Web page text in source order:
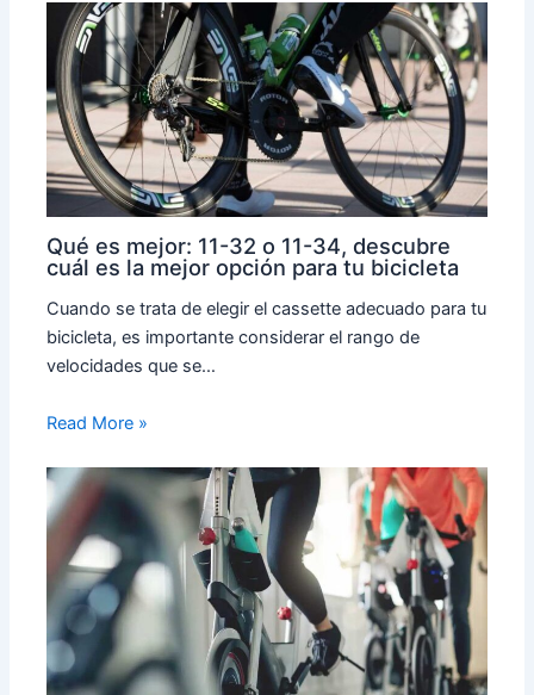
Qué es mejor: 11-32 o 11-34, descubre
cuál es la mejor opción para tu bicicleta
Cuando se trata de elegir el cassette adecuado para tu
bicicleta, es importante considerar el rango de
velocidades que se…
Read More »